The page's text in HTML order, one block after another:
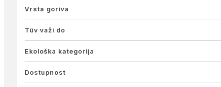
Vrsta goriva
Tüv važi do
Ekološka kategorija
Dostupnost